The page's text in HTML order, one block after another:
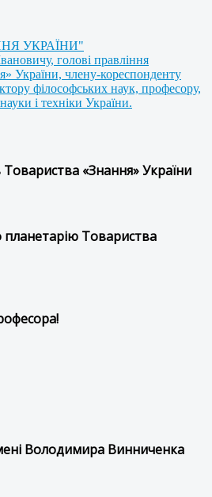
УКРАЇНИ"
голові правління
України, члену-кореспонденту
філософських наук, професору,
і техніки України.
Товариства «Знання» України
планетарію Товариства
Володимира Винниченка